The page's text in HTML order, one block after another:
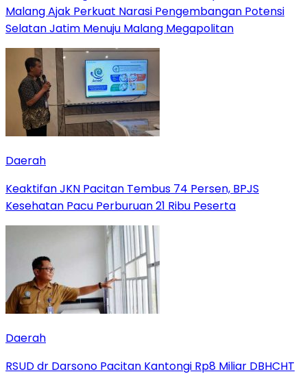
Malang Ajak Perkuat Narasi Pengembangan Potensi
Selatan Jatim Menuju Malang Megapolitan
Daerah
Keaktifan JKN Pacitan Tembus 74 Persen, BPJS
Kesehatan Pacu Perburuan 21 Ribu Peserta
Daerah
RSUD dr Darsono Pacitan Kantongi Rp8 Miliar DBHCHT